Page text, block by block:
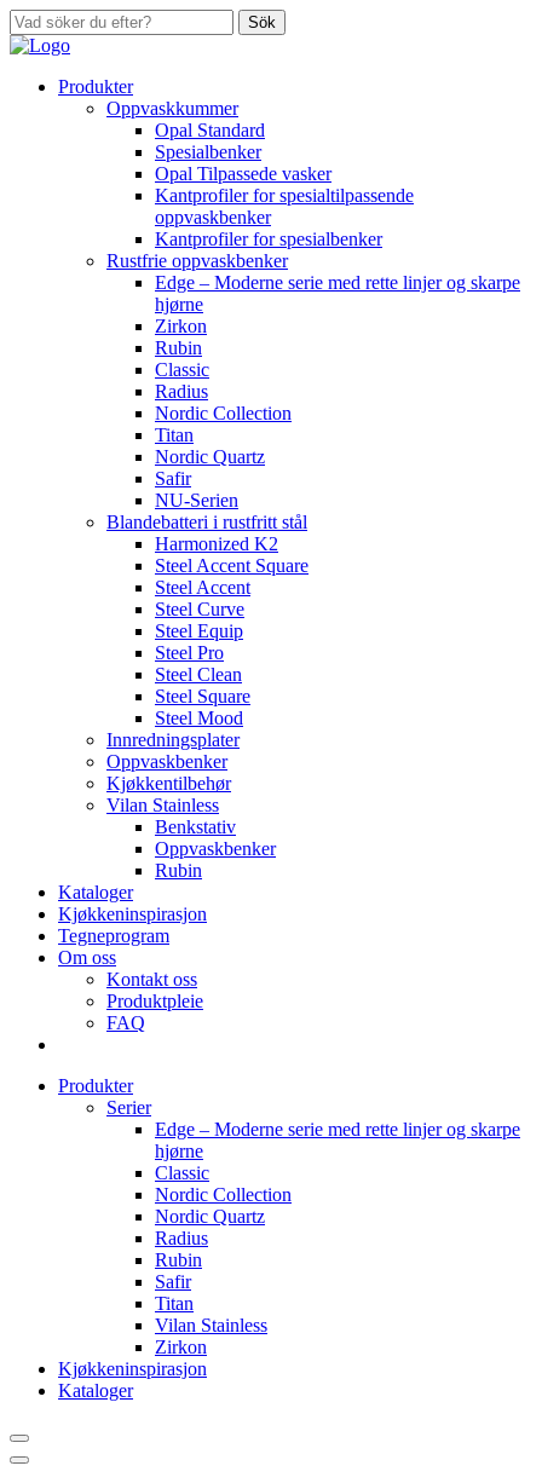
Sök
Produkter
Oppvaskkummer
Opal Standard
Spesialbenker
Opal Tilpassede vasker
Kantprofiler for spesialtilpassende
oppvaskbenker
Kantprofiler for spesialbenker
Rustfrie oppvaskbenker
Edge – Moderne serie med rette linjer og skarpe
hjørne
Zirkon
Rubin
Classic
Radius
Nordic Collection
Titan
Nordic Quartz
Safir
NU-Serien
Blandebatteri i rustfritt stål
Harmonized K2
Steel Accent Square
Steel Accent
Steel Curve
Steel Equip
Steel Pro
Steel Clean
Steel Square
Steel Mood
Innredningsplater
Oppvaskbenker
Kjøkkentilbehør
Vilan Stainless
Benkstativ
Oppvaskbenker
Rubin
Kataloger
Kjøkkeninspirasjon
Tegneprogram
Om oss
Kontakt oss
Produktpleie
FAQ
Produkter
Serier
Edge – Moderne serie med rette linjer og skarpe
hjørne
Classic
Nordic Collection
Nordic Quartz
Radius
Rubin
Safir
Titan
Vilan Stainless
Zirkon
Kjøkkeninspirasjon
Kataloger